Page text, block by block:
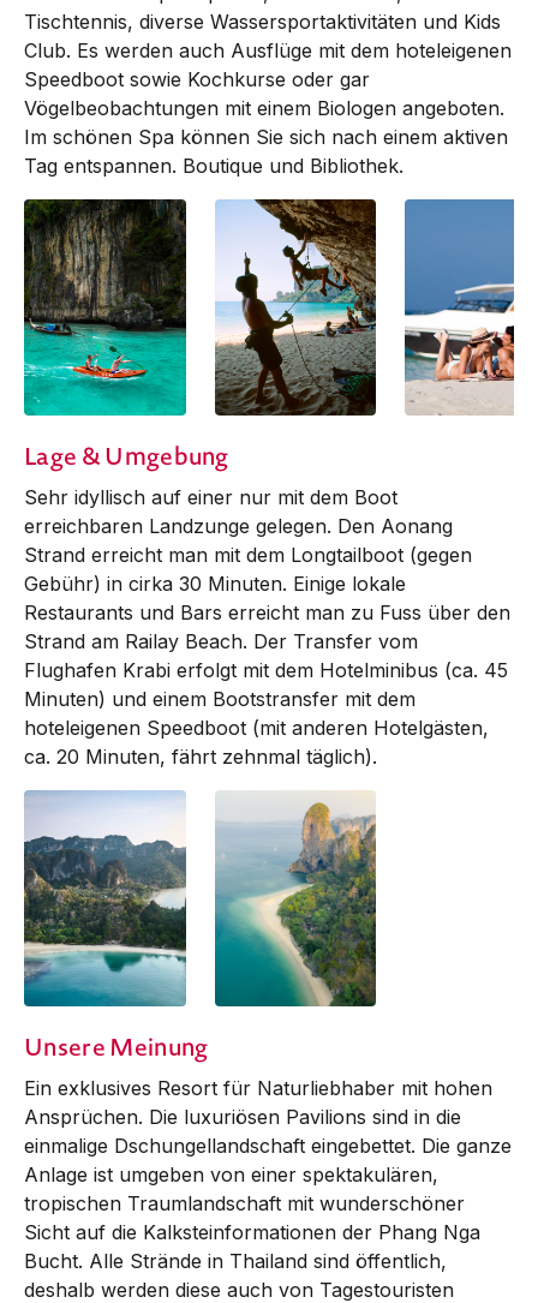
Tischtennis, diverse Wassersportaktivitäten und Kids
Club. Es werden auch Ausflüge mit dem hoteleigenen
Speedboot sowie Koch­kurse oder gar
Vögelbeobachtungen mit einem Biologen an­­ge­­­­boten.
Im schönen Spa können Sie sich nach einem aktiven
Tag entspannen. Boutique und Bibliothek.
Lage & Umgebung
Sehr idyllisch auf einer nur mit dem Boot
erreichbaren Landzunge gelegen. Den Aonang
Strand erreicht man mit dem Longtailboot (gegen
Gebühr) in cirka 30 Minuten. Einige lokale
Restaurants und Bars erreicht man zu Fuss über den
Strand am Railay Beach. Der Transfer vom
Flughafen Krabi erfolgt mit dem Hotelminibus (ca. 45
Minuten) und einem Boots­transfer mit dem
hoteleigenen Speedboot (mit anderen Hotel­gästen,
ca. 20 Minuten, fährt zehnmal täglich).
Unsere Meinung
Ein exklusives Resort für Naturliebhaber mit hohen
Ansprüchen. Die luxuriösen Pavilions sind in die
einmalige Dschungellandschaft eingebettet. Die ganze
Anlage ist umgeben von einer spektakulären,
tropischen Traumlandschaft mit wunderschöner
Sicht auf die Kalksteinformationen der Phang Nga
Bucht. Alle Strände in Thailand sind öffentlich,
deshalb werden diese auch von Tagestouristen